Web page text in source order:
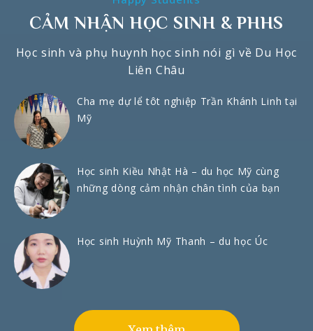
CẢM NHẬN HỌC SINH & PHHS
Học sinh và phụ huynh học sinh nói gì về Du Học
Liên Châu
Cha mẹ dự lể tôt nghiệp Trần Khánh Linh tại
Mỹ
Học sinh Kiều Nhật Hà – du học Mỹ cùng
những dòng cảm nhận chân tình của bạn
Học sinh Huỳnh Mỹ Thanh – du học Úc